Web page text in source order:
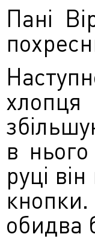
Пані
в
руці
кнопки.
обидва